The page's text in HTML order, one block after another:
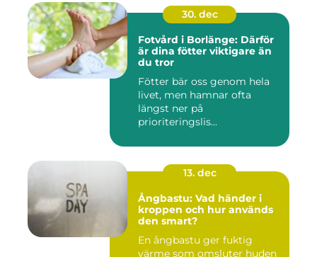
30. dec
Fotvård i Borlänge: Därför
är dina fötter viktigare än
du tror
Fötter bär oss genom hela
livet, men hamnar ofta
längst ner på
prioriteringslis...
13. dec
Ångbastu: Vad händer i
kroppen och hur används
den smart?
En ångbastu ger fuktig
värme som omsluter huden